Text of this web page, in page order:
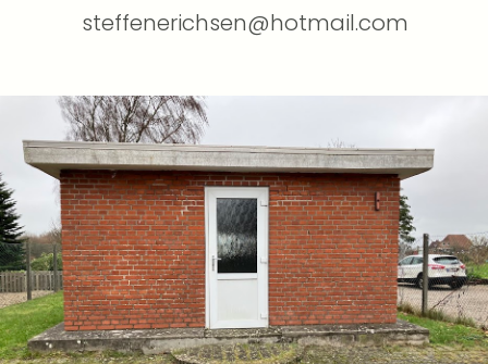
steffenerichsen@hotmail.com